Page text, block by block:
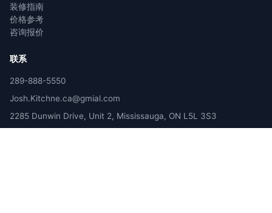
装修指南
价格参考
咨询报价
联系
289-888-5550
Josh.Kitchne.ca@gmial.com
2285 Dunwin Drive, Unit 2, Mississauga, ON L5L 3S3